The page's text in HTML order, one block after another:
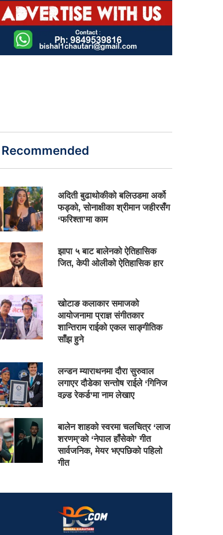
Recommended
अदिती बुढाथोकीको बलिउडमा अर्को
फड्को, सोनाक्षीका श्रीमान जहीरसँग
‘फरिश्ता’मा काम
झापा ५ बाट बालेनको ऐतिहासिक
जित, केपी ओलीको ऐतिहासिक हार
खोटाङ कलाकार समाजको
आयोजनामा प्राज्ञ संगीतकार
शान्तिराम राईको एकल साङ्गीतिक
साँझ हुने
लन्डन म्याराथनमा दौरा सुरुवाल
लगाएर दौडेका सन्तोष राईले ‘गिनिज
वल्र्ड रेकर्ड’मा नाम लेखाए
बालेन शाहको स्वरमा चलचित्र ‘लाज
शरणम्’को ‘नेपाल हाँसेको’ गीत
सार्वजनिक, मेयर भएपछिको पहिलो
गीत